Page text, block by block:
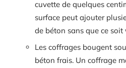
cuvette de quelques
surface peut ajouter
de béton sans que ce soit
Les coffrages bougent
béton frais. Un coffrage